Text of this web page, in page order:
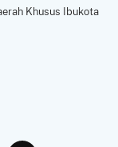
Khusus Ibukota